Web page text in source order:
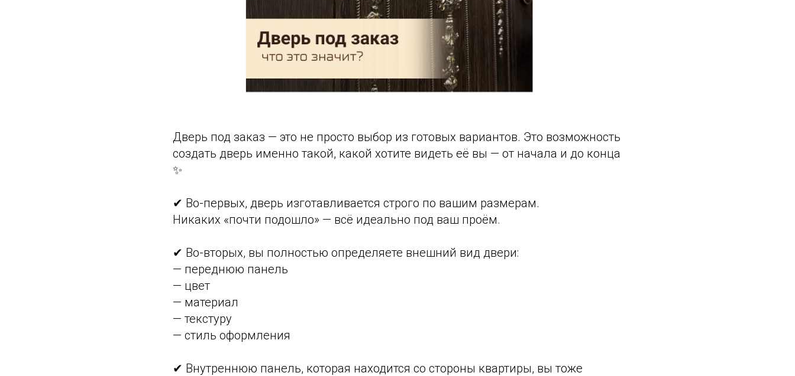
Дверь под заказ — это не просто выбор из готовых вариантов. Это возможность
создать дверь именно такой, какой хотите видеть её вы — от начала и до конца
✨
✔ Во-первых, дверь изготавливается строго по вашим размерам.
Никаких «почти подошло» — всё идеально под ваш проём.
✔ Во-вторых, вы полностью определяете внешний вид двери:
— переднюю панель
— цвет
— материал
— текстуру
— стиль оформления
✔ Внутреннюю панель, которая находится со стороны квартиры, вы тоже